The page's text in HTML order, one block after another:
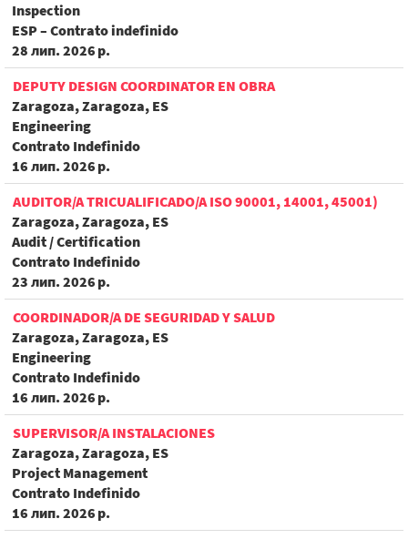
Inspection
ESP – Contrato indefinido
28 лип. 2026 р.
DEPUTY DESIGN COORDINATOR EN OBRA
Zaragoza, Zaragoza, ES
Engineering
Contrato Indefinido
16 лип. 2026 р.
AUDITOR/A TRICUALIFICADO/A ISO 90001, 14001, 45001)
Zaragoza, Zaragoza, ES
Audit / Certification
Contrato Indefinido
23 лип. 2026 р.
COORDINADOR/A DE SEGURIDAD Y SALUD
Zaragoza, Zaragoza, ES
Engineering
Contrato Indefinido
16 лип. 2026 р.
SUPERVISOR/A INSTALACIONES
Zaragoza, Zaragoza, ES
Project Management
Contrato Indefinido
16 лип. 2026 р.